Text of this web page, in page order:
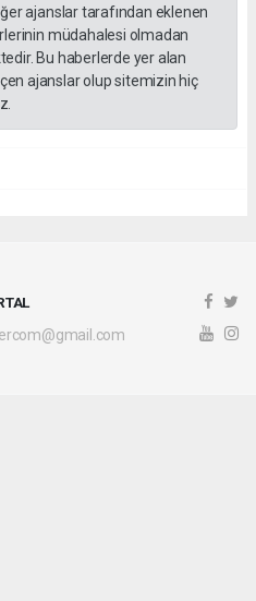
ajanslar tarafından eklenen
müdahalesi olmadan
Bu haberlerde yer alan
ajanslar olup sitemizin hiç